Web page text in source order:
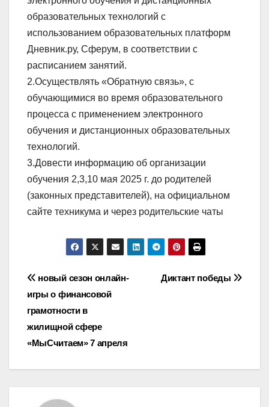
образовательных технологий с
использованием образовательных платформ
Дневник.ру, Сферум, в соответствии с
расписанием занятий.
2.Осуществлять «Обратную связь», с
обучающимися во время образовательного
процесса с применением электронного
обучения и дистанционных образовательных
технологий.
3.Довести информацию об организации
обучения 2,3,10 мая 2025 г. до родителей
(законных представителей), на официальном
сайте техникума и через родительские чаты
Навигация
по
записям
Диктант победы
новый сезон онлайн-
игры о финансовой
грамотности в
жилищной сфере
«МыСчитаем» 7 апреля